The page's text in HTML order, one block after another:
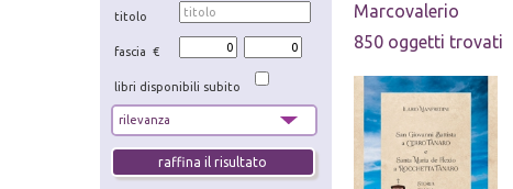
titolo
fascia €
libri disponibili subito
Marcovalerio
850 oggetti trovati